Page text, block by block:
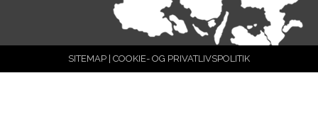
SITEMAP COOKIE- OG PRIVATLIVSPOLITIK